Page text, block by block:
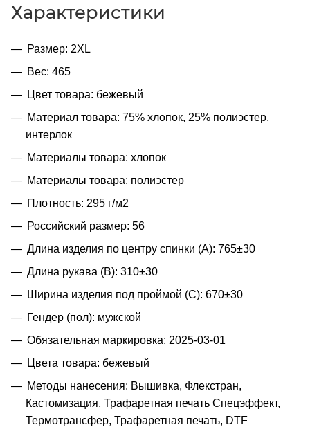
Характеристики
Размер: 2XL
Вес: 465
Цвет товара: бежевый
Материал товара: 75% хлопок, 25% полиэстер,
интерлок
Материалы товара: хлопок
Материалы товара: полиэстер
Плотность: 295 г/м2
Российский размер: 56
Длина изделия по центру спинки (A): 765±30
Длина рукава (B): 310±30
Ширина изделия под проймой (С): 670±30
Гендер (пол): мужской
Обязательная маркировка: 2025-03-01
Цвета товара: бежевый
Методы нанесения: Вышивка, Флекстран,
Кастомизация, Трафаретная печать Спецэффект,
Термотрансфер, Трафаретная печать, DTF